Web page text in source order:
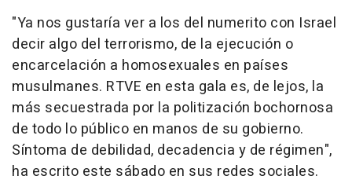
"Ya nos gustaría ver a los del numerito con Israel
decir algo del terrorismo, de la ejecución o
encarcelación a homosexuales en países
musulmanes. RTVE en esta gala es, de lejos, la
más secuestrada por la politización bochornosa
de todo lo público en manos de su gobierno.
Síntoma de debilidad, decadencia y de régimen",
ha escrito este sábado en sus redes sociales.